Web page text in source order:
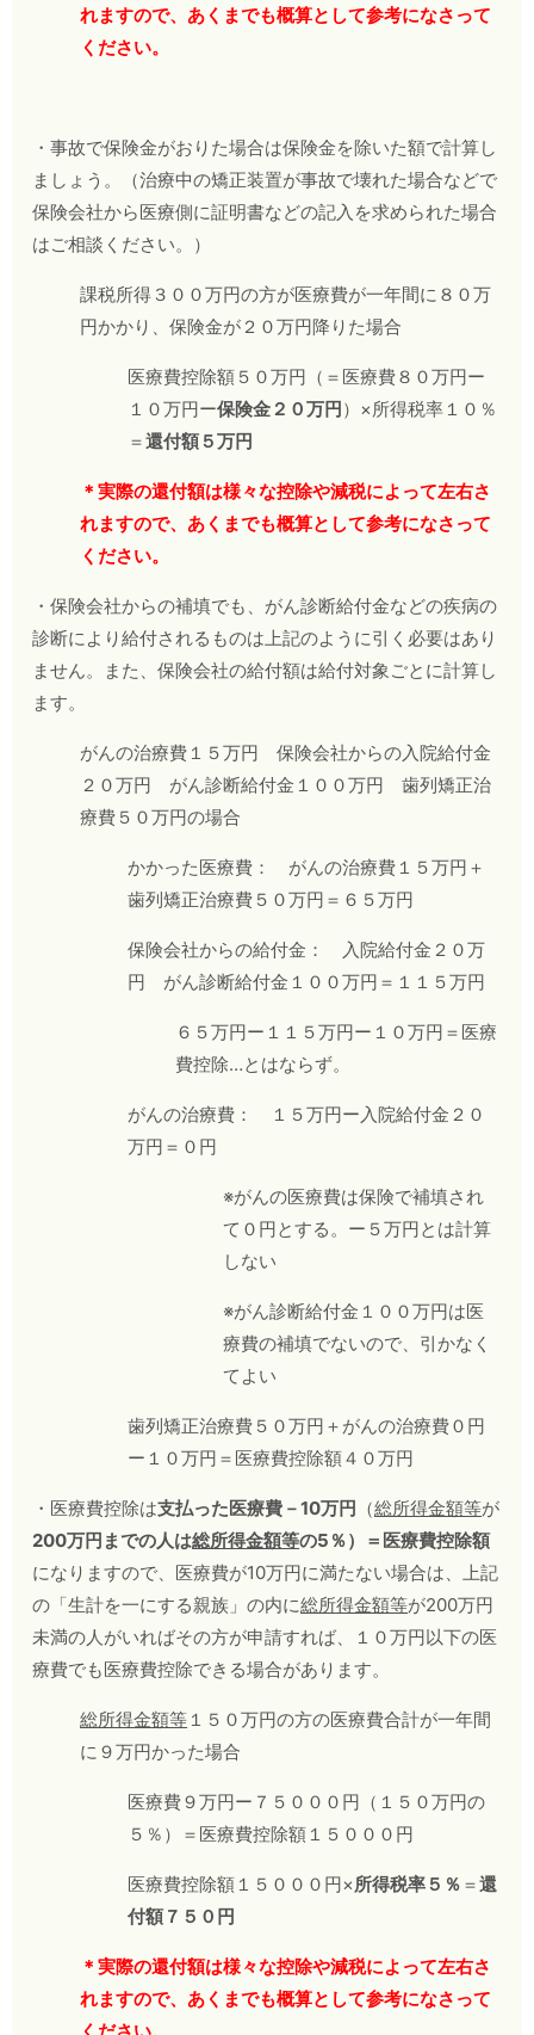
れますので、あくまでも概算として参考になさって
ください。
・事故で保険金がおりた場合は保険金を除いた額で計算し
ましょう。（治療中の矯正装置が事故で壊れた場合などで
保険会社から医療側に証明書などの記入を求められた場合
はご相談ください。）
課税所得３００万円の方が医療費が一年間に８０万
円かかり、保険金が２０万円降りた場合
医療費控除額５０万円（＝医療費８０万円ー
１０万円ー保険金２０万円）×所得税率１０％
＝還付額５万円
＊実際の還付額は様々な控除や減税によって左右さ
れますので、あくまでも概算として参考になさって
ください。
・保険会社からの補填でも、がん診断給付金などの疾病の
診断により給付されるものは上記のように引く必要はあり
ません。また、保険会社の給付額は給付対象ごとに計算し
ます。
がんの治療費１５万円 保険会社からの入院給付金
２０万円 がん診断給付金１００万円 歯列矯正治
療費５０万円の場合
かかった医療費： がんの治療費１５万円＋
歯列矯正治療費５０万円＝６５万円
保険会社からの給付金： 入院給付金２０万
円 がん診断給付金１００万円＝１１５万円
６５万円ー１１５万円ー１０万円＝医療
費控除…とはならず。
がんの治療費： １５万円ー入院給付金２０
万円＝０円
※がんの医療費は保険で補填され
て０円とする。ー５万円とは計算
しない
※がん診断給付金１００万円は医
療費の補填でないので、引かなく
てよい
歯列矯正治療費５０万円＋がんの治療費０円
ー１０万円＝医療費控除額４０万円
・医療費控除は支払った医療費－10万円 （総所得金額等が
200万円までの人は総所得金額等の5 ％）＝医療費控除額
になりますので、医療費が10万円に満たない場合は、上記
の「生計を一にする親族」の内に総所得金額等が200万円
未満の人がいればその方が申請すれば、１０万円以下の医
療費でも医療費控除できる場合があります。
総所得金額等 １５０万円の方の医療費合計が一年間
に９万円かった場合
医療費９万円ー７５０００円（１５０万円の
５％）＝医療費控除額１５０００円
医療費控除額１５０００円×所得税率５％ ＝還
付額７５０円
＊実際の還付額は様々な控除や減税によって左右さ
れますので、あくまでも概算として参考になさって